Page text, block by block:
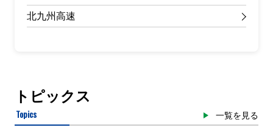
北九州高速
トピックス
Topics 一覧を見る